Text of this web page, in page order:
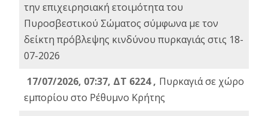
την επιχειρησιακή ετοιμότητα του
Πυροσβεστικού Σώματος σύμφωνα με τον
δείκτη πρόβλεψης κινδύνου πυρκαγιάς στις 18-
07-2026
17/07/2026, 07:37, ΔΤ 6224 , Πυρκαγιά σε χώρο
εμπορίου στο Ρέθυμνο Κρήτης